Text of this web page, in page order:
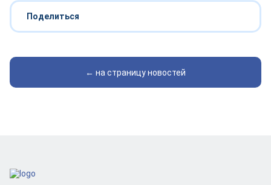
Поделиться
← на страницу новостей